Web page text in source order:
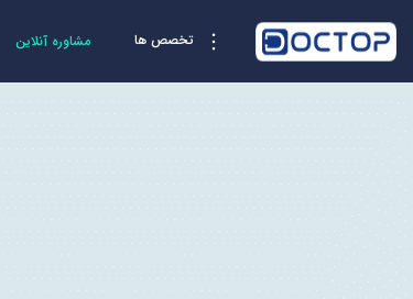
تخصص ها مشاوره آنلاین